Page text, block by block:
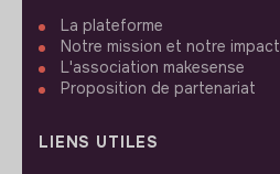
La plateforme
Notre mission et notre impact
L'association makesense
Proposition de partenariat
LIENS UTILES